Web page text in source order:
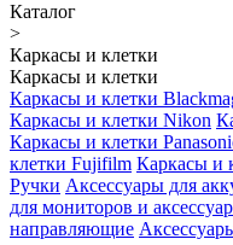
Каталог
>
Каркасы и клетки
Каркасы и клетки
Каркасы и клетки
Каркасы и клетки Nikon
Каркасы и клетки
клетки Fujifilm Каркасы и
Ручки Аксессуары для
для мониторов и
направляющие